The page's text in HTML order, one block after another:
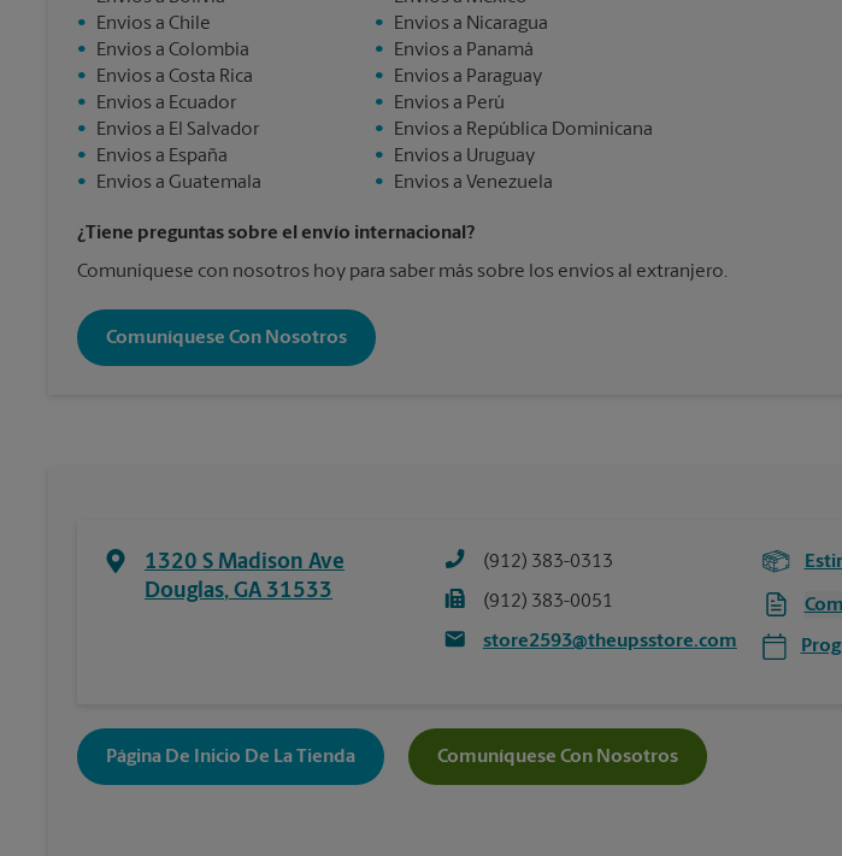
•
Envios a Chile
•
Envios a Colombia
•
Envios a Costa Rica
•
Envios a Ecuador
•
Envios a El Salvador
•
Envios a España
•
Envios a Guatemala
•
Envios a Nicaragua
•
Envios a Panamá
•
Envios a Paraguay
•
Envios a Perú
•
Envios a República Dominicana
•
Envios a Uruguay
•
Envios a Venezuela
¿Tiene preguntas sobre el envío internacional?
Comuníquese con nosotros hoy para saber más sobre los envíos al extranjero.
Comuníquese Con Nosotros
1320 S Madison Ave
Douglas, GA 31533
(912) 383-0313
(912) 383-0051
store2593@theupsstore.com
Página De Inicio De La Tienda Comuníquese Con Nosotros